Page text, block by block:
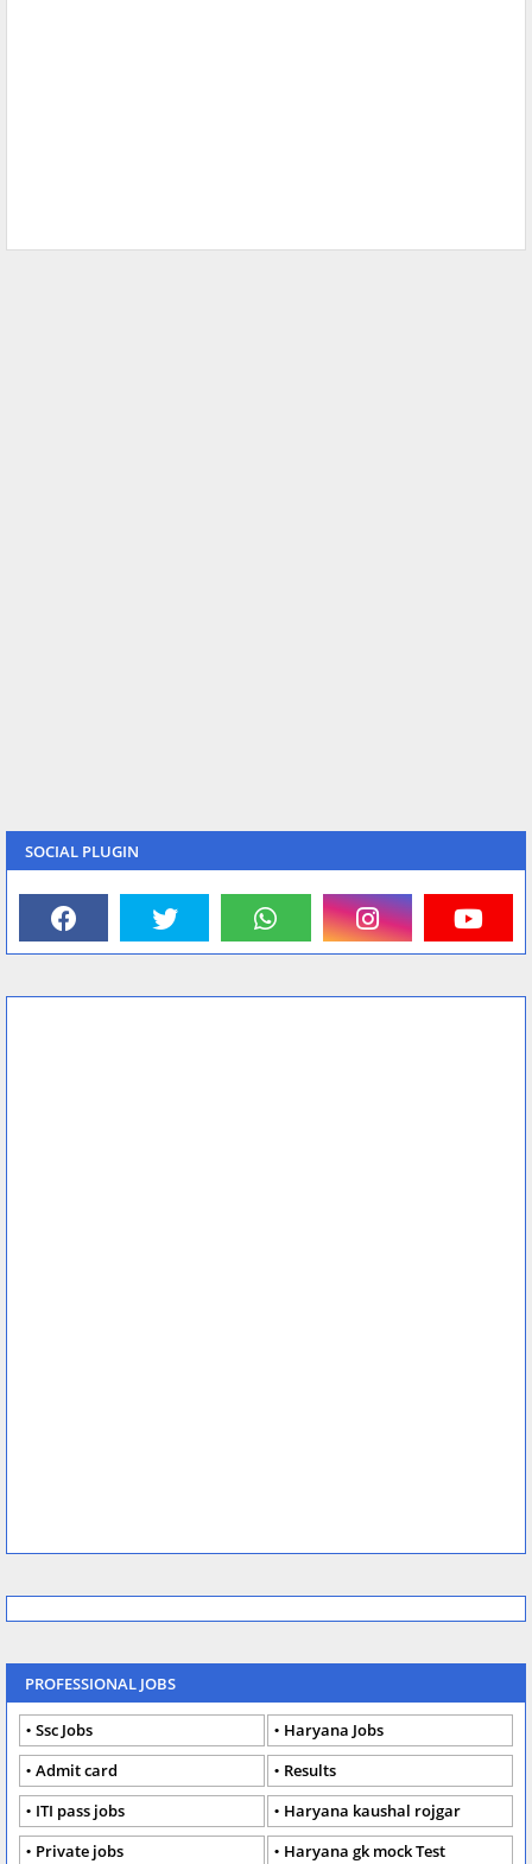
SOCIAL PLUGIN
PROFESSIONAL JOBS
Ssc Jobs
Haryana Jobs
Admit card
Results
ITI pass jobs
Haryana kaushal rojgar
Private jobs
Haryana gk mock Test